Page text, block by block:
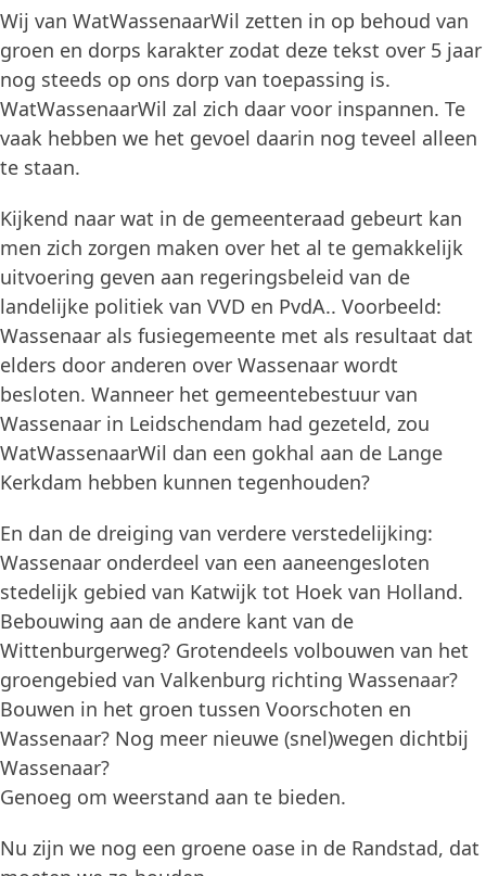
Wij van WatWassenaarWil zetten in op behoud van
groen en dorps karakter zodat deze tekst over 5 jaar
nog steeds op ons dorp van toepassing is.
WatWassenaarWil zal zich daar voor inspannen. Te
vaak hebben we het gevoel daarin nog teveel alleen
te staan.
Kijkend naar wat in de gemeenteraad gebeurt kan
men zich zorgen maken over het al te gemakkelijk
uitvoering geven aan regeringsbeleid van de
landelijke politiek van VVD en PvdA.. Voorbeeld:
Wassenaar als fusiegemeente met als resultaat dat
elders door anderen over Wassenaar wordt
besloten. Wanneer het gemeentebestuur van
Wassenaar in Leidschendam had gezeteld, zou
WatWassenaarWil dan een gokhal aan de Lange
Kerkdam hebben kunnen tegenhouden?
En dan de dreiging van verdere verstedelijking:
Wassenaar onderdeel van een aaneengesloten
stedelijk gebied van Katwijk tot Hoek van Holland.
Bebouwing aan de andere kant van de
Wittenburgerweg? Grotendeels volbouwen van het
groengebied van Valkenburg richting Wassenaar?
Bouwen in het groen tussen Voorschoten en
Wassenaar? Nog meer nieuwe (snel)wegen dichtbij
Wassenaar?
Genoeg om weerstand aan te bieden.
Nu zijn we nog een groene oase in de Randstad, dat